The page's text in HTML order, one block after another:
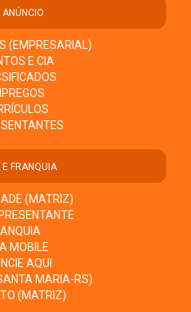
ANÚNCIO
(EMPRESARIAL)
E CIA
E FRANQUIA
(MATRIZ)
MOBILE
AQUI
MARIA-RS)
(MATRIZ)